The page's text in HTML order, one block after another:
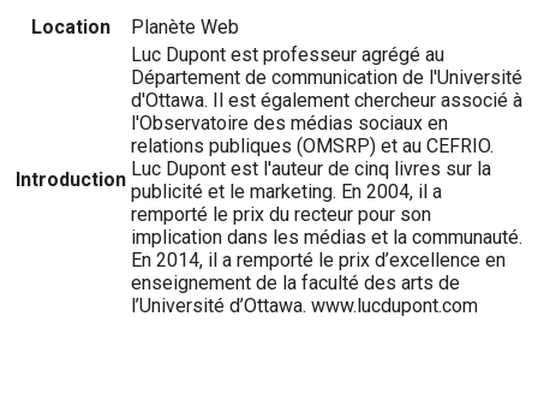
Location Planète Web
Introduction
Luc Dupont est professeur agrégé au
Département de communication de l'Université
d'Ottawa. Il est également chercheur associé à
l'Observatoire des médias sociaux en
relations publiques (OMSRP) et au CEFRIO.
Luc Dupont est l'auteur de cinq livres sur la
publicité et le marketing. En 2004, il a
remporté le prix du recteur pour son
implication dans les médias et la communauté.
En 2014, il a remporté le prix d’excellence en
enseignement de la faculté des arts de
l’Université d’Ottawa. www.lucdupont.com